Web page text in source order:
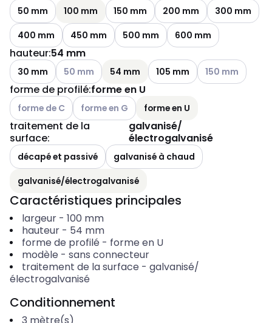
50 mm 100 mm 150 mm 200 mm
300 mm
400 mm
450 mm 500 mm 600 mm
hauteur:54 mm
30 mm Voir les options disponibles
50 mm 54 mm 105 mm Voir les options
150 mm
forme de profilé:forme en U
Voir les options disponibles
forme de C Voir les options disponibles
forme en G forme en U
traitement de la
surface:
galvanisé/
électrogalvanisé
décapé et passivé
galvanisé à chaud
galvanisé/électrogalvanisé
Caractéristiques principales
largeur- 100 mm
hauteur- 54 mm
forme de profilé - forme en U
modèle - sans connecteur
traitement de la surface - galvanisé/
électrogalvanisé
Conditionnement